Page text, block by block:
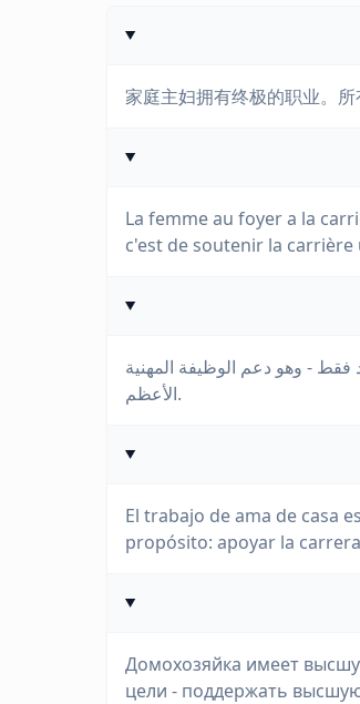
家庭主妇拥有终极的职业。
La femme au foyer a la
c'est de soutenir la carrière
فقط - وهو دعم الوظيفة المهنية
الأعظم.
El trabajo de ama de casa
propósito: apoyar la
Домохозяйка имеет
цели - поддержать